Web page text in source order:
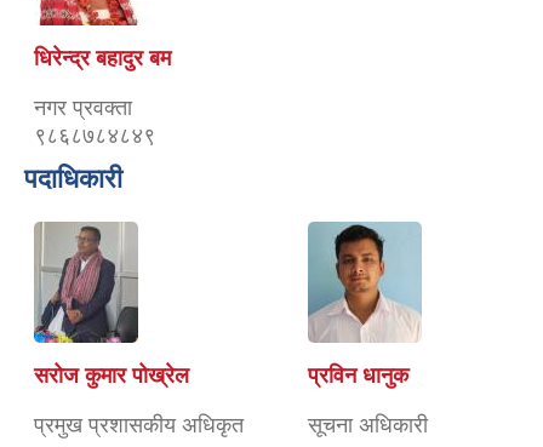
धिरेन्द्र बहादुर बम
नगर प्रवक्ता
९८६८७८४८४९
पदाधिकारी
सरोज कुमार पोख्रेल
प्रमुख प्रशासकीय अधिकृत
प्रविन धानुक
सूचना अधिकारी